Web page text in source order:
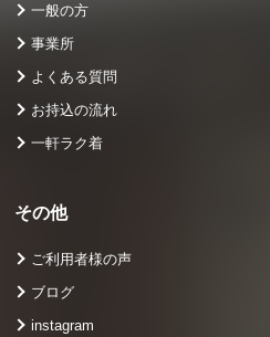
一般の方
事業所
よくある質問
お持込の流れ
一軒ラク着
その他
ご利用者様の声
ブログ
instagram